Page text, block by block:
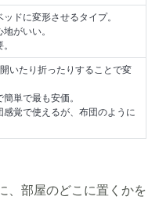
ドに変形させるタイプ。
がいい。
いたり折ったりすることで変
単で最も安価。
感覚で使えるが、布団のように
、部屋のどこに置くかを